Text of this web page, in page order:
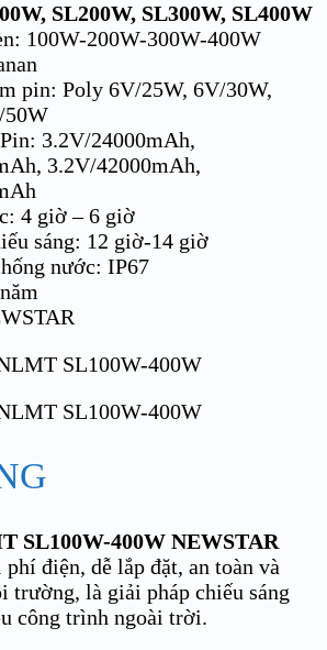
SL200W, SL300W, SL400W
100W-200W-300W-400W
pin: Poly 6V/25W, 6V/30W,
50W
3.2V/24000mAh,
3.2V/42000mAh,
4 giờ – 6 giờ
sáng: 12 giờ-14 giờ
nước: IP67
SL100W-400W NEWSTAR
điện, dễ lắp đặt, an toàn và
trường, là giải pháp chiếu sáng
công trình ngoài trời.